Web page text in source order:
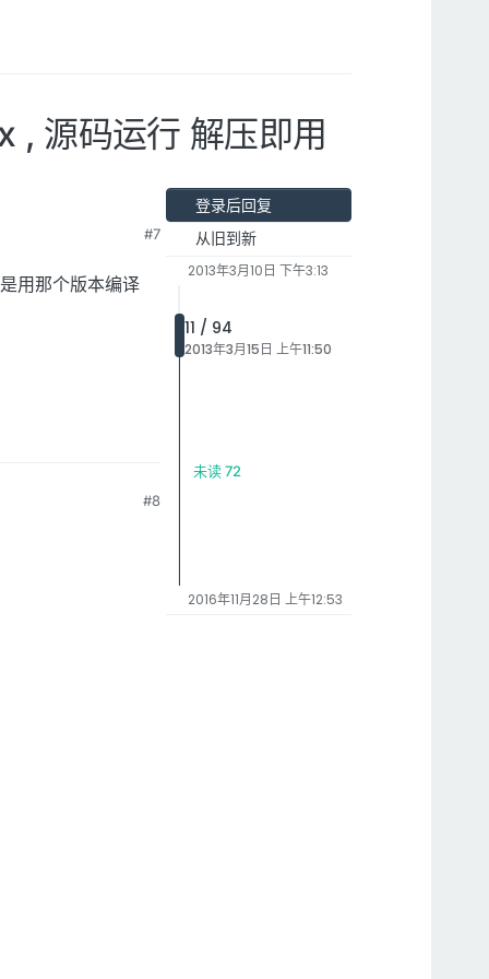
源码运行 解压即用
#7
用那个版本编译
#8
登录后回复
从旧到新
2013年3月10日 下午3:13
11 / 94
2013年3月15日 上午11:50
未读 72
2016年11月28日 上午12:53